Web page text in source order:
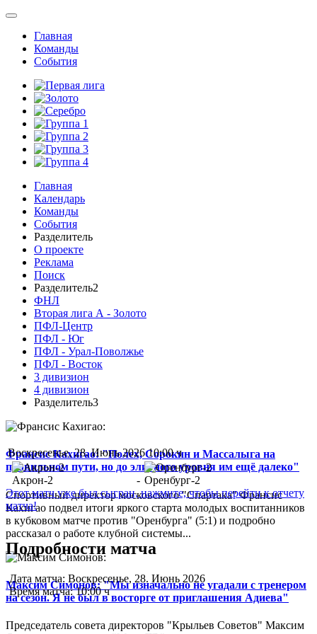
Главная
Команды
События
Главная
Календарь
Команды
События
Разделитель
О проекте
Реклама
Поиск
Разделитель2
ФНЛ
Вторая лига А - Золото
ПФЛ-Центр
ПФЛ - Юг
ПФЛ - Урал-Поволжье
ПФЛ - Восток
3 дивизион
4 дивизион
Разделитель3
Франсис Кахигао: "Полех, Сорокин и Массалыга на
правильном пути, но до элитного уровня им ещё далеко"
Спортивный директор московского "Спартака" Франсис
Кахигао подвел итоги яркого старта молодых воспитанников
в кубковом матче против "Оренбурга" (5:1) и подробно
рассказал о работе клубной системы...
Максим Симонов: "Мы изначально не угадали с тренером
на сезон. Я не был в восторге от приглашения Адиева"
Председатель совета директоров "Крыльев Советов" Максим
Воскресенье, 28. Июнь 2026 10:00 ч
Акрон-2 - Оренбург-2
Этот матч уже был сыгран, нажмите, чтобы перейти к отчету
матча!
Подробности матча
Дата матча: Воскресенье, 28. Июнь 2026
Время матча: 10:00 ч